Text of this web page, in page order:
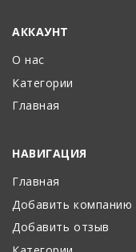
АККАУНТ
О нас
Категории
Главная
НАВИГАЦИЯ
Главная
Добавить компанию
Добавить отзыв